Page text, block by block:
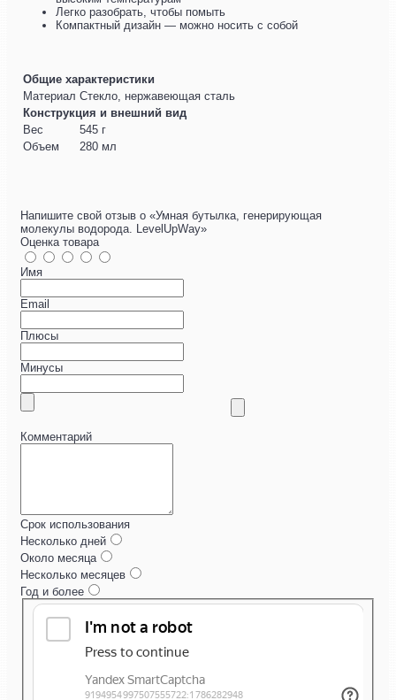
Легко разобрать, чтобы помыть
Компактный дизайн — можно носить с собой
Общие характеристики
Материал Стекло, нержавеющая сталь
Конструкция и внешний вид
Вес
545 г
Объем
280 мл
Напишите свой отзыв о «Умная бутылка, генерирующая
молекулы водорода. LevelUpWay»
Оценка товара
Имя
Email
Плюсы
Минусы
Комментарий
Срок использования
Несколько дней
Около месяца
Несколько месяцев
Год и более